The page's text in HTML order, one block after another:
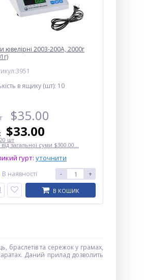
ювелірні 2003-200A, 2000г
в ящику (шт): 10
$35.00
$33.00
шт
загальної суми $300.00...
гурт: уточнити
В наявності - +
В КОШИК
браслетів та сережок у грамах,
Даний прилад дозволить